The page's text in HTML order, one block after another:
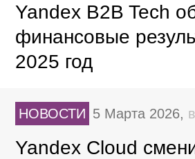
Yandex B2B Tech
финансовые
2025 год
НОВОСТИ 5 Марта 2026,
Yandex Cloud